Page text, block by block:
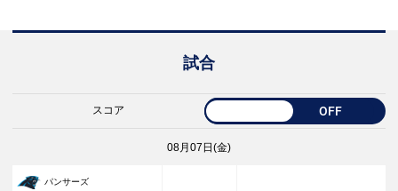
試合
スコア OFF
08月07日(金)
パンサーズ